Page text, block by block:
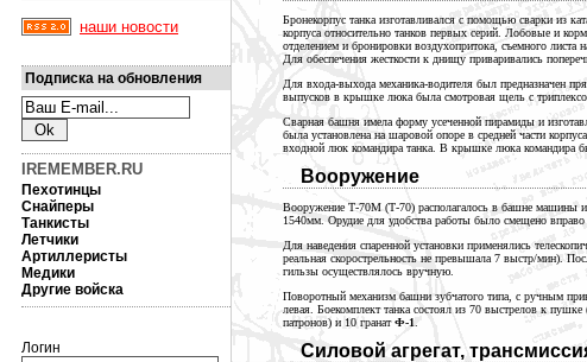
наши новости
Подписка на обновления
IREMEMBER.RU
Пехотинцы
Снайперы
Танкисты
Летчики
Артиллеристы
Медики
Другие войска
Логин
Бронекорпус танка изготавливался с помощью сварки из
корпуса относительно танков первых серий. Лобовые и
отделением и бронировки воздухопритока, съемного
Для обеспечения жесткости к днищу приваривались
Для входа-выхода механика-водителя был предназначен
выпусков в крышке люка была смотровая щель с
Сварная башня имела форму усеченной пирамиды и
была установлена на шаровой опоре в средней части
входной люк командира танка. В крышке люка командира
Вооружение
Вооружение Т-70М (Т-70) располагалось в башне машины и
1540мм. Орудие для удобства работы было смещено
Для наведения спаренной установки применялись
реальная скорострельность не превышала 7 выстр/мин).
гильзы осуществлялось вручную.
Поворотный механизм башни зубчатого типа, с ручным
левая. Боекомплект танка состоял из 70 выстрелов к пушке
патронов) и 10 гранат Ф-1
Силовой агрегат,